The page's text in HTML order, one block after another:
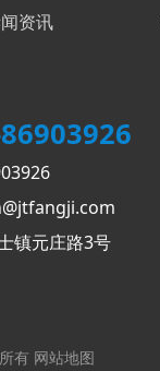
资讯
元庄路3号
有 网站地图